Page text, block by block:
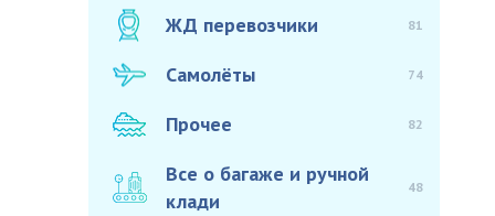
ЖД перевозчики 81
Самолёты 74
Прочее 82
Все о багаже и ручной
клади
48